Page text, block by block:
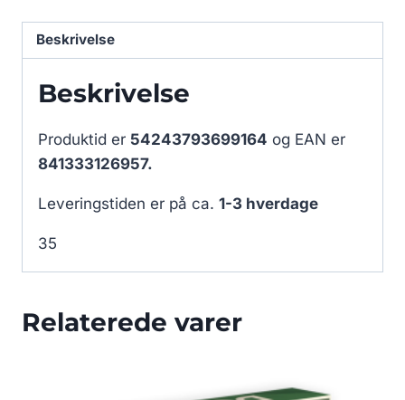
Beskrivelse
Beskrivelse
Produktid er 54243793699164 og EAN er
841333126957.
Leveringstiden er på ca. 1-3 hverdage
35
Relaterede varer